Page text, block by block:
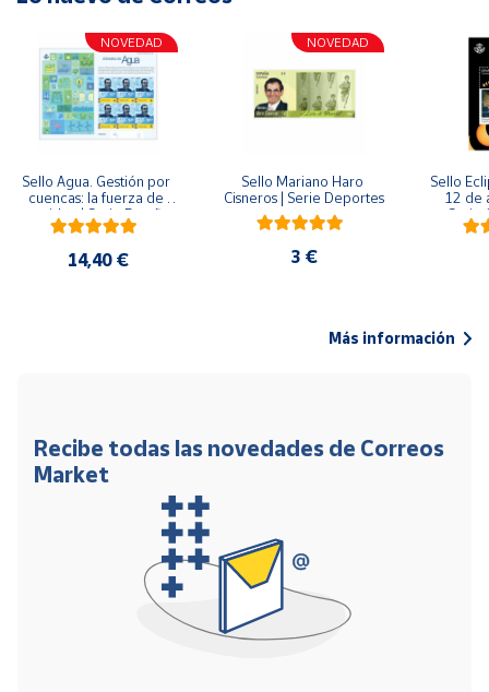
NOVEDAD
Sello Agua. Gestión por
cuencas: la fuerza de
una idea.| Serie España
ES| Pliego Premium
14,40 €
NOVEDAD
Sello Mariano Haro
Cisneros | Serie Deportes
3 €
Sello
12 de
Serie
Más información
Recibe todas las novedades de Correos
Market